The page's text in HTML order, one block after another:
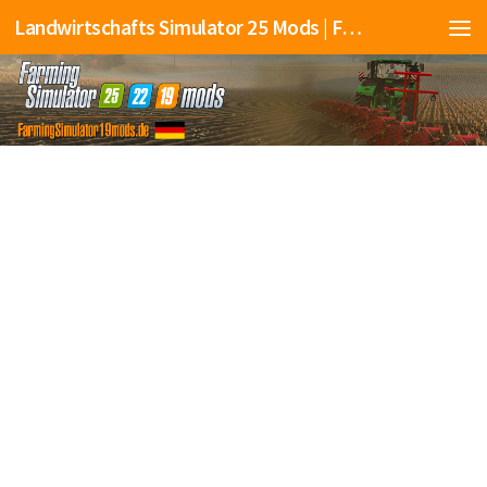
Landwirtschafts Simulator 25 Mods | Farming Simulator 25 Mods | FS25 Mods